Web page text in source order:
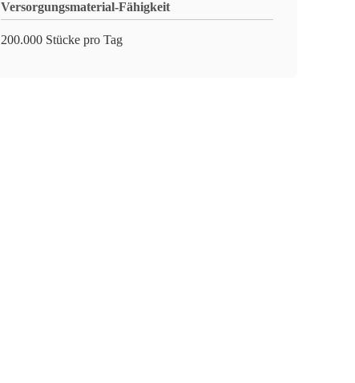
Versorgungsmaterial-Fähigkeit
200.000 Stücke pro Tag